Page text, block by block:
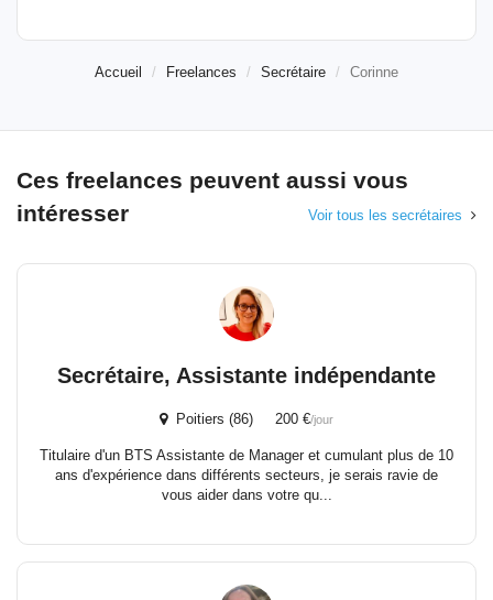
Accueil Freelances Secrétaire Corinne
Ces freelances peuvent aussi vous
intéresser
Voir tous les secrétaires
Secrétaire, Assistante indépendante
Poitiers (86) 200 €/jour
Titulaire d'un BTS Assistante de Manager et cumulant plus de 10
ans d'expérience dans différents secteurs, je serais ravie de
vous aider dans votre qu...